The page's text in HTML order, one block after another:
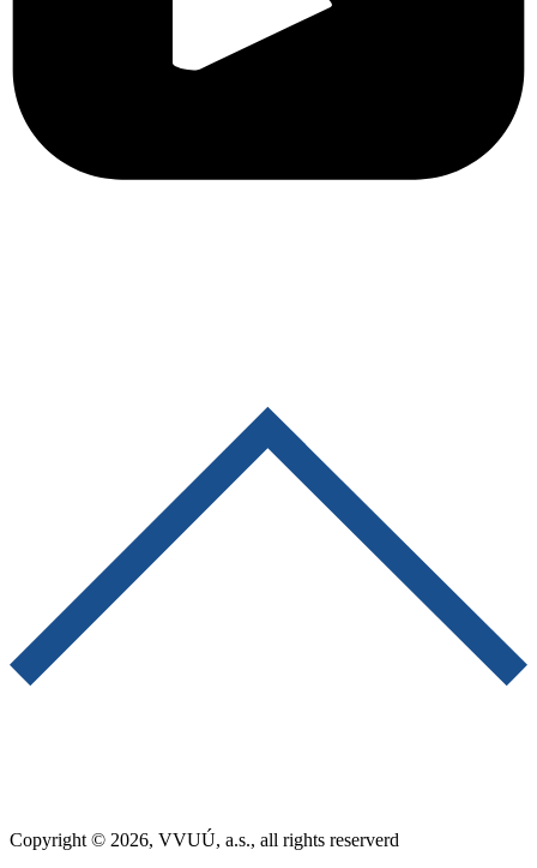
Copyright © 2026, VVUÚ, a.s., all rights reserverd